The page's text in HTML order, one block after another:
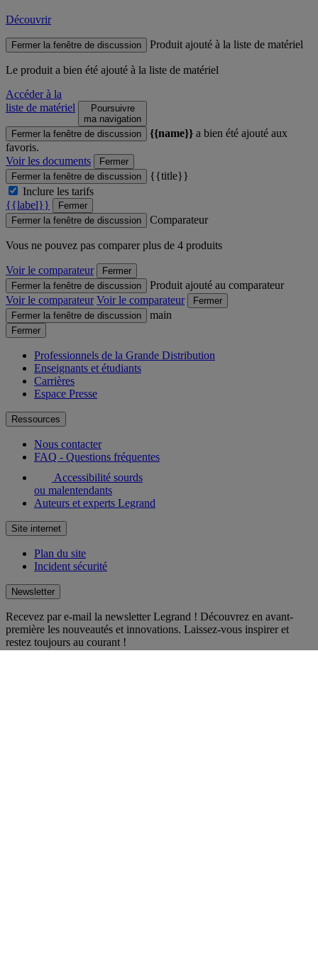
Découvrir
Fermer la fenêtre de discussion Produit ajouté à la liste de matériel
Le produit a bien été ajouté à la liste de matériel
Accéder à la
liste de matériel
Poursuivre
ma navigation
Fermer la fenêtre de discussion
{{name}} a bien été ajouté aux
favoris.
Voir les documents
Fermer
Fermer la fenêtre de discussion
{{title}}
Inclure les tarifs
{{label}}
Fermer
Fermer la fenêtre de discussion
Comparateur
Vous ne pouvez pas comparer plus de 4 produits
Voir le comparateur
Fermer
Fermer la fenêtre de discussion
Produit ajouté au comparateur
Voir le comparateur Voir le comparateur
Fermer
Fermer la fenêtre de discussion
main
Fermer
Professionnels de la Grande Distribution
Enseignants et étudiants
Carrières
Espace Presse
Ressources
Nous contacter
FAQ - Questions fréquentes
Accessibilité sourds
ou malentendants
Auteurs et experts Legrand
Site internet
Plan du site
Incident sécurité
Newsletter
Recevez par e-mail la newsletter Legrand ! Découvrez en avant-
première les nouveautés et innovations. Laissez-vous inspirer et
restez toujours au courant !